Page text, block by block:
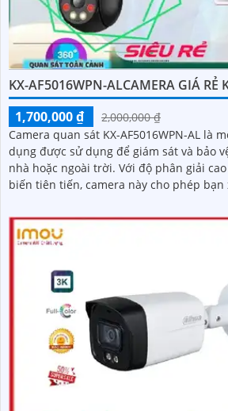
KX-AF5016WPN-ALCAMERA GIÁ RẺ
1,700,000 ₫
2,000,000 ₫
Camera quan sát KX-AF5016WPN-AL là
dụng được sử dụng để giám sát và bảo
nhà hoặc ngoài trời. Với độ phân giải cao và công nghệ cảm
biến tiên tiến, camera này cho phép